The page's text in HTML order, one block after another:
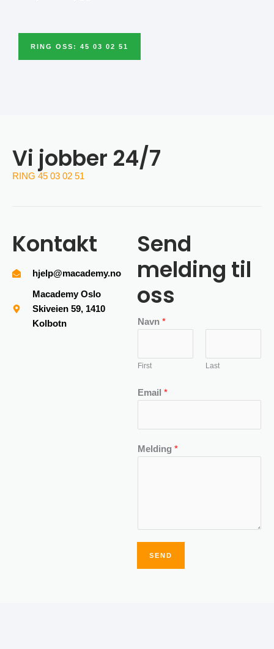
RING OSS: 45 03 02 51
Vi jobber 24/7
RING 45 03 02 51
Kontakt
hjelp@macademy.no
Macademy Oslo
Skiveien 59, 1410
Kolbotn
Send
melding til
oss
Navn *
First Last
Email *
Melding *
SEND